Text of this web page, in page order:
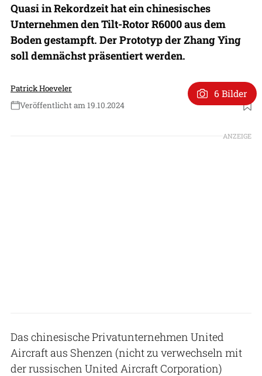
Quasi in Rekordzeit hat ein chinesisches
Unternehmen den Tilt-Rotor R6000 aus dem
Boden gestampft. Der Prototyp der Zhang Ying
soll demnächst präsentiert werden.
Patrick Hoeveler
Veröffentlicht am 19.10.2024
Foto: United Aircraft
6 Bilder
ANZEIGE
Das chinesische Privatunternehmen United
Aircraft aus Shenzen (nicht zu verwechseln mit
der russischen United Aircraft Corporation)